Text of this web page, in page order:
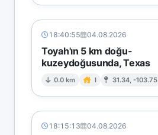
18:40:55 04.08.2026
Toyah'ın 5 km doğu-
kuzeydoğusunda, Texas
0.0 km I 31.34, -103.75
18:15:13 04.08.2026